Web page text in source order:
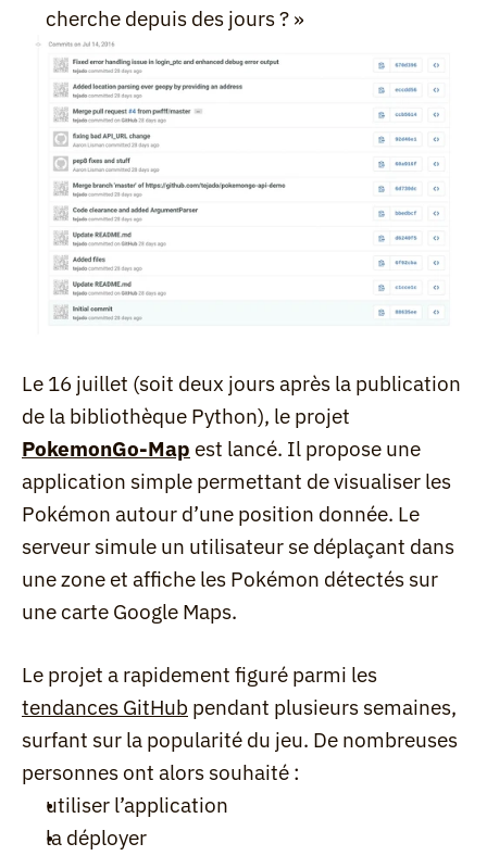
cherche depuis des jours ? »
Le 16 juillet (soit deux jours après la publication
PokemonGo-Map est lancé. Il propose une
application simple permettant de visualiser les
Pokémon autour d’une position donnée. Le
serveur simule un utilisateur se déplaçant dans
une zone et affiche les Pokémon détectés sur
une carte Google Maps.
tendances GitHub pendant plusieurs semaines,
surfant sur la popularité du jeu. De nombreuses
personnes ont alors souhaité :
utiliser l’application
la déployer